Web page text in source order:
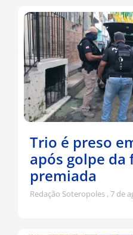
Trio é preso
após golpe da
premiada
Redação Soteropoles 7 de